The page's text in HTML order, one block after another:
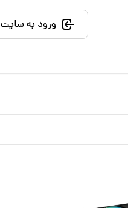
ورود به سایت